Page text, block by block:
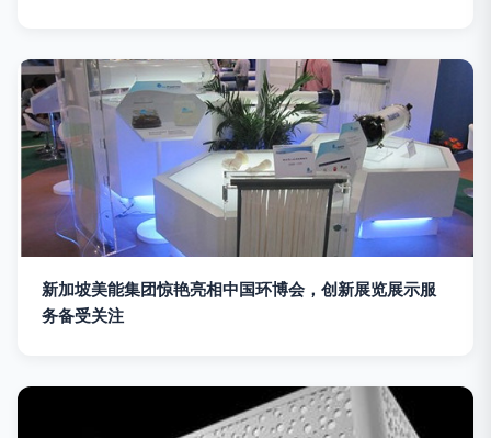
新加坡美能集团惊艳亮相中国环博会，创新展览展示服
务备受关注